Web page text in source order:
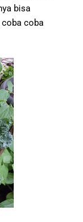
bisa
coba